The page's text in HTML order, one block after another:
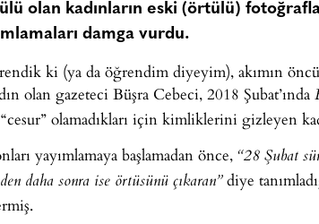
olan kadınların eski (örtülü)
damga vurdu.
ki (ya da öğrendim diyeyim), akımın
olan gazeteci Büşra Cebeci, 2018 Şubat’ında
olamadıkları için kimliklerini gizleyen
yayımlamaya başlamadan önce, “28 Şubat
daha sonra ise örtüsünü çıkaran”diye